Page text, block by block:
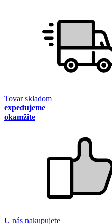
Tovar skladom
expedujeme
okamžite
U nás nakupujete